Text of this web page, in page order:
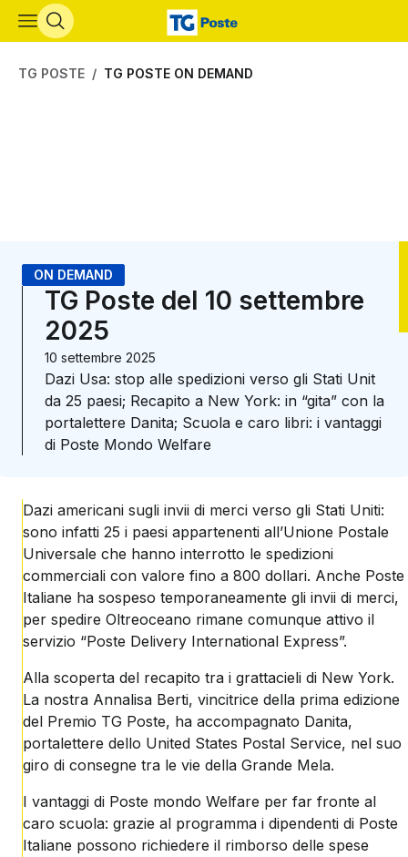
Vai al contenuto principale
TG POSTE TG POSTE ON DEMAND
ON DEMAND
TG Poste del 10 settembre
2025
10 settembre 2025
Dazi Usa: stop alle spedizioni verso gli Stati Unit
da 25 paesi; Recapito a New York: in “gita” con la
portalettere Danita; Scuola e caro libri: i vantaggi
di Poste Mondo Welfare
Dazi americani sugli invii di merci verso gli Stati Uniti:
sono infatti 25 i paesi appartenenti all’Unione Postale
Universale che hanno interrotto le spedizioni
commerciali con valore fino a 800 dollari. Anche Poste
Italiane ha sospeso temporaneamente gli invii di merci,
per spedire Oltreoceano rimane comunque attivo il
servizio “Poste Delivery International Express”.
Alla scoperta del recapito tra i grattacieli di New York.
La nostra Annalisa Berti, vincitrice della prima edizione
del Premio TG Poste, ha accompagnato Danita,
portalettere dello United States Postal Service, nel suo
giro di consegne tra le vie della Grande Mela.
I vantaggi di Poste mondo Welfare per far fronte al
caro scuola: grazie al programma i dipendenti di Poste
Italiane possono richiedere il rimborso delle spese